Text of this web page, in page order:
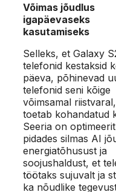
Võimas jõudlus
igapäevaseks
kasutamiseks
Selleks, et Galaxy
telefonid kestaksid
päeva, põhinevad
telefonid seni kõige
võimsamal
toetab kohandatud
Seeria on
pidades silmas AI
energiatõhusust ja
soojushaldust, et
töötaks sujuvalt ja
ka nõudlike